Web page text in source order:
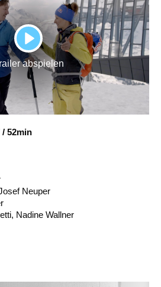
PLAY
abspielen
/ 52min
Neuper
Nadine Wallner